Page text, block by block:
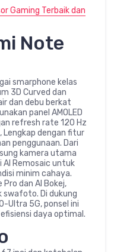
Gaming Terbaik dan
Note
smarphone kelas
3D Curved dan
dan debu berkat
panel AMOLED
refresh rate 120 Hz
Lengkap dengan fitur
penggunaan. Dari
kamera utama
AI Remosaic untuk
minim cahaya.
dan AI Bokej,
swafoto. Di dukung
Ultra 5G, ponsel ini
daya optimal.